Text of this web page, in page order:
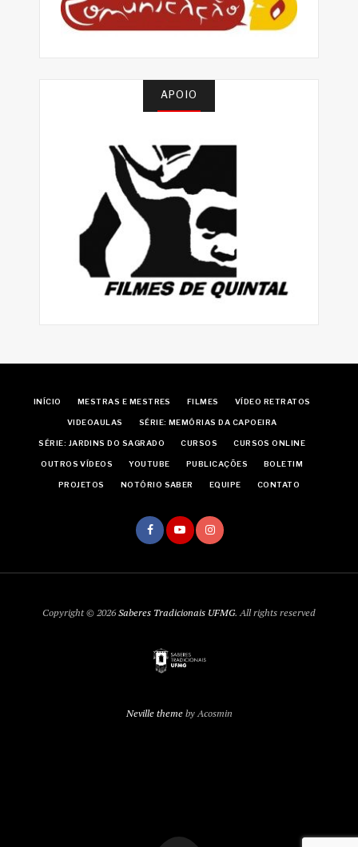
APOIO
INÍCIO MESTRAS E MESTRES FILMES VÍDEO RETRATOS
VIDEOAULAS SÉRIE: MEMÓRIAS DA CAPOEIRA
SÉRIE: JARDINS DO SAGRADO CURSOS CURSOS ONLINE
OUTROS VÍDEOS YOUTUBE PUBLICAÇÕES BOLETIM
PROJETOS NOTÓRIO SABER EQUIPE CONTATO
Copyright © 2026Saberes Tradicionais UFMG. All rights reserved
Neville themeby Acosmin